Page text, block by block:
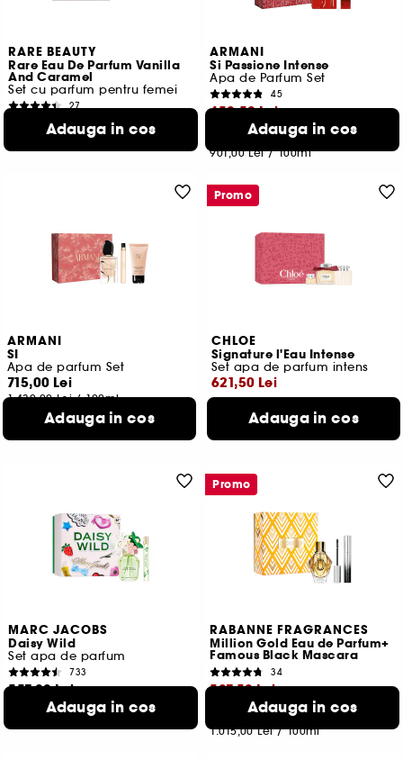
RARE BEAUTY
Rare Eau De Parfum Vanilla
And Caramel
Set cu parfum pentru femei
27
434,00 Lei
100ml
Adauga in cos
ARMANI
Si Passione Intense
Apa de Parfum Set
45
450,50 Lei
Cel mai mic pret:740,00 Lei -39.1%
901,00 Lei /100ml
Adauga in cos
ARMANI
SI
Apa de parfum Set
715,00 Lei
1.430,00 Lei /100ml
Adauga in cos
CHLOE
Signature l'Eau Intense
Set apa de parfum intens
621,50 Lei
888,00 Lei
303,17 Lei /100ml
Adauga in cos
Promo
MARC JACOBS
Daisy Wild
Set apa de parfum
733
557,00 Lei
1.114,00 Lei /100ml
Adauga in cos
RABANNE FRAGRANCES
Million Gold Eau de Parfum+
Famous Black Mascara
34
507,50 Lei
Cel mai mic pret:677,00 Lei -25%
1.015,00 Lei /100ml
Adauga in cos
Promo